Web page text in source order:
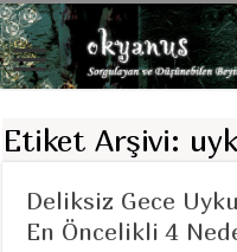
Etiket Arşivi:
Deliksiz Gece
En Öncelikli 4